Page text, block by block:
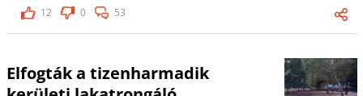
12
0 53
Elfogták a tizenharmadik